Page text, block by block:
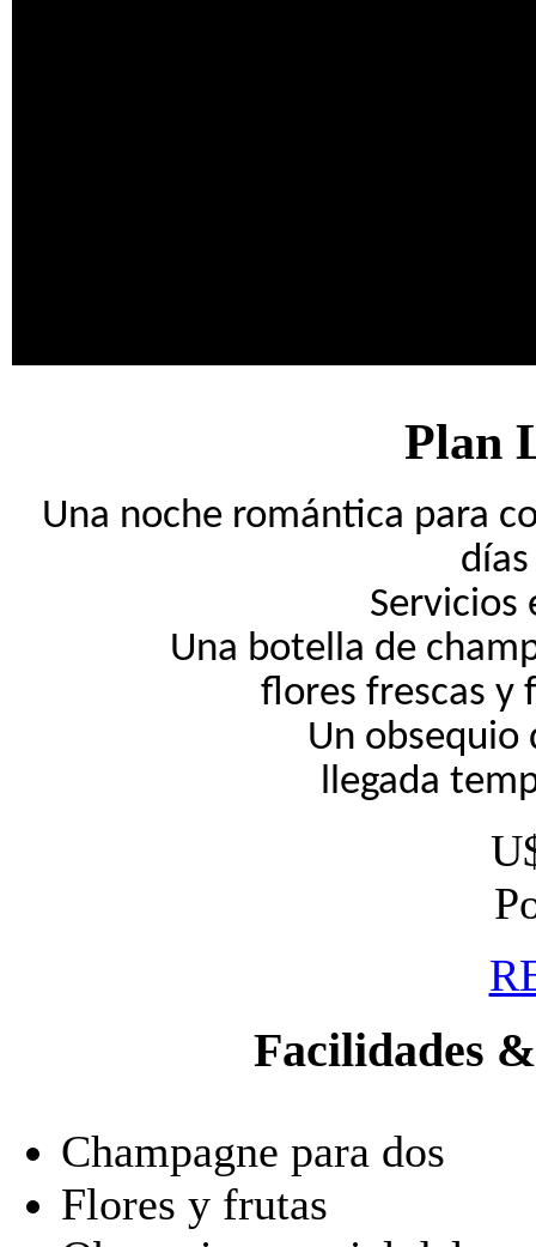
Plan
Una noche romántica para
Servicios
Una botella de
flores frescas y
Un obsequio
llegada
Facilidades
Champagne para dos
Flores y frutas